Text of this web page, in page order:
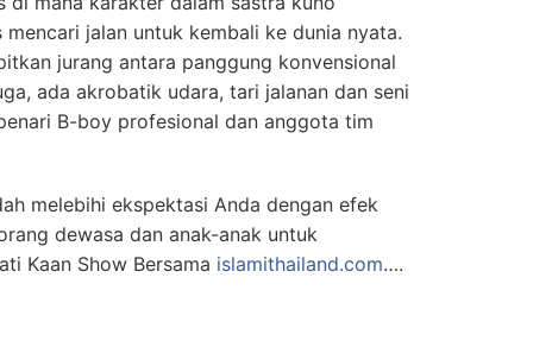
jalan untuk kembali ke dunia nyata.
jurang antara panggung konvensional
ada akrobatik udara, tari jalanan dan seni
B-boy profesional dan anggota tim
melebihi ekspektasi Anda dengan efek
dewasa dan anak-anak untuk
Kaan Show Bersama islamithailand.com….